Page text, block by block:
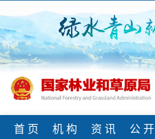
首 页 机 构 资 讯 公 开